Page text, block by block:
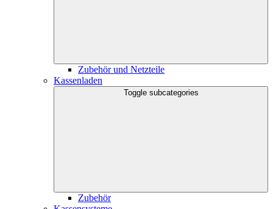
Zubehör und Netzteile
Kassenladen
Toggle subcategories
Zubehör